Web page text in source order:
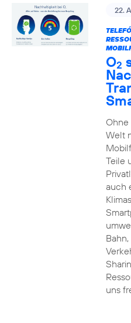
22.
O2
Ohne
Welt
Teile
auch
uns